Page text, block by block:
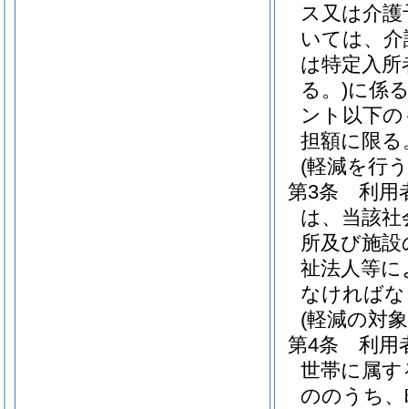
ス又は介
いては、
は特定入
る。)に係
ント以下
担額に限る
(軽減を行
第3条
利用
は、当該
所及び施
祉法人等に
なければ
(軽減の対
第4条
利用
世帯に属
ののうち